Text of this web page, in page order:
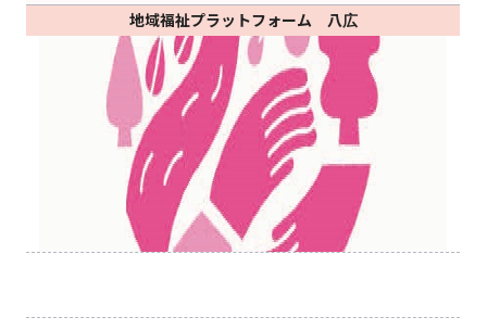
地域福祉プラットフォーム 八広